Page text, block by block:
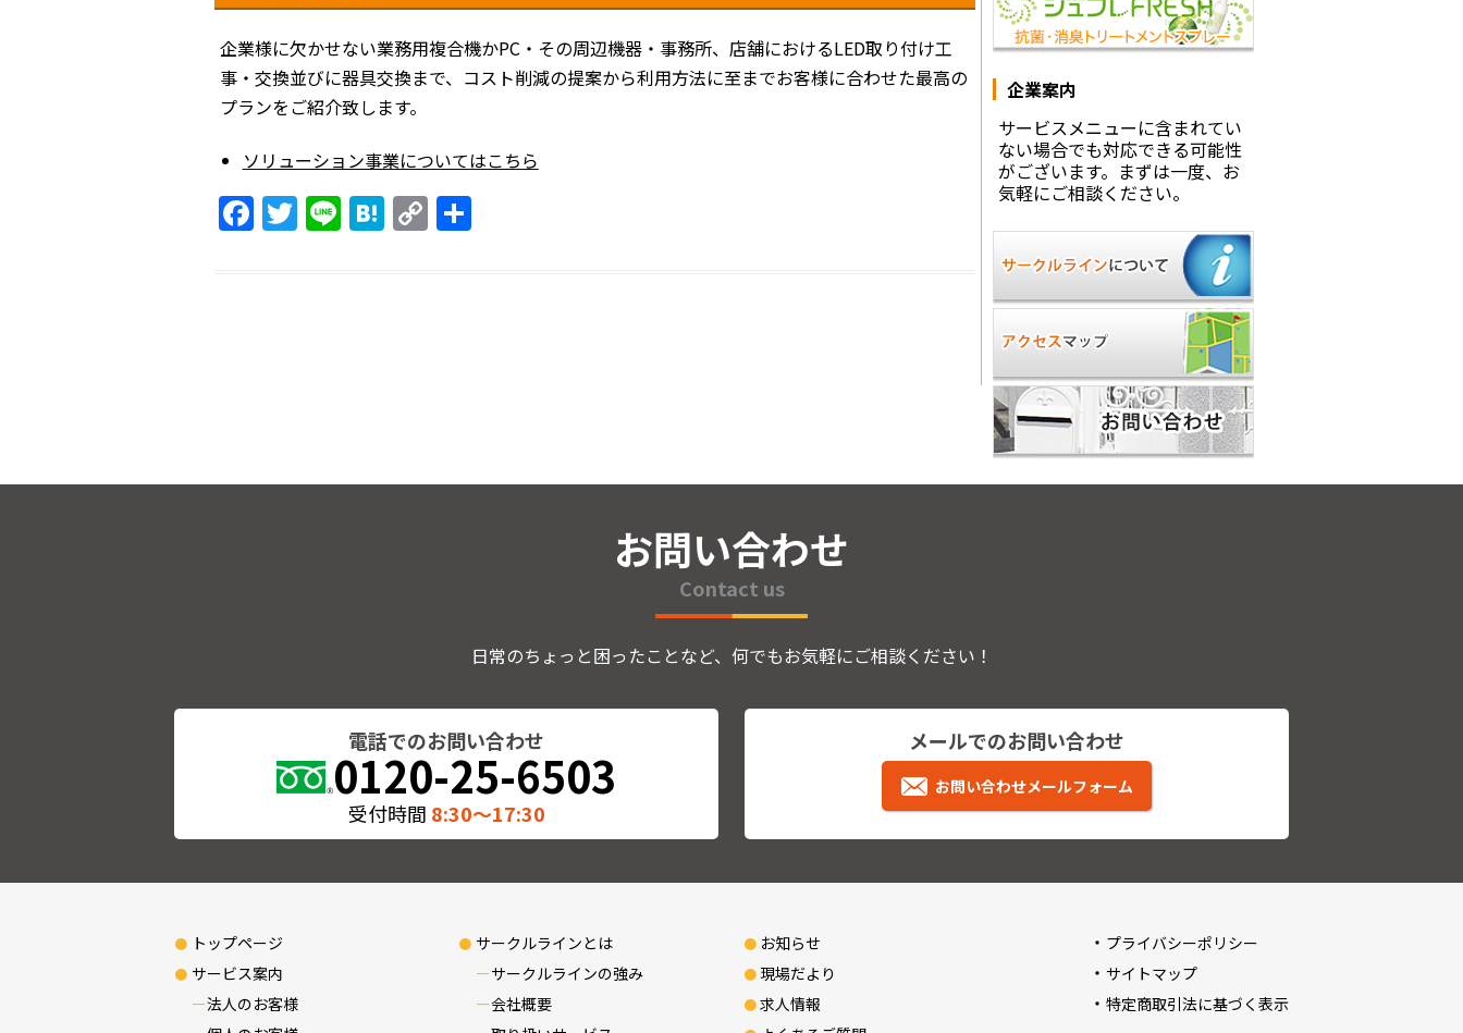
企業様に欠かせない業務用複合機かPC・その周辺機器・事務所、店舗におけるLED取り付け工
事・交換並びに器具交換まで、コスト削減の提案から利用方法に至までお客様に合わせた最高の
プランをご紹介致します。
ソリューション事業についてはこちら
F
a
T
w
Li
n
H
at
C
o
企業案内
サービスメニューに含まれてい
ない場合でも対応できる可能性
がございます。まずは一度、お
気軽にご相談ください。
お問い合わせ
Contact us
日常のちょっと困ったことなど、何でもお気軽にご相談ください！
電話でのお問い合わせ
0120-25-6503
受付時間 8:30〜17:30
メールでのお問い合わせ
お問い合わせメールフォーム
トップページ
サービス案内
法人のお客様
サークルラインとは
サークルラインの強み
会社概要
お知らせ
現場だより
求人情報
プライバシーポリシー
サイトマップ
特定商取引法に基づく表示